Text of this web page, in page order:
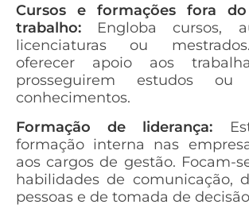
Cursos e formações fora
trabalho: Engloba cursos,
licenciaturas ou
oferecer apoio aos
prosseguirem estudos ou
conhecimentos.
Formação de liderança:
formação interna nas
aos cargos de gestão. Focam-
habilidades de comunicação,
pessoas e de tomada de